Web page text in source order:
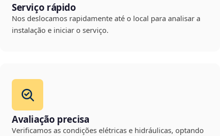
Serviço rápido
Nos deslocamos rapidamente até o local para analisar a
instalação e iniciar o serviço.
Avaliação precisa
Verificamos as condições elétricas e hidráulicas, optando